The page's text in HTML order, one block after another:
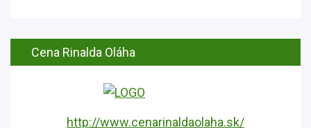
Cena Rinalda Oláha
http://www.cenarinaldaolaha.sk/